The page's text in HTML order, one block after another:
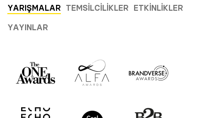
YARIŞMALAR TEMSILCILIKLER ETKINLIKLER
YAYINLAR